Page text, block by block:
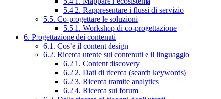
5.4.2. Rappresentare i flussi di servizio
5.5. Co-progettare le soluzioni
5.5.1. Workshop di co-progettazione
6. Progettazione dei contenuti
6.1. Cos’è il content design
6.2. Ricerca utente sui contenuti e il linguaggio
6.2.1. Content discovery
6.2.2. Dati di ricerca (search keywords)
6.2.3. Ricerca tramite analytics
6.2.4. Ricerca sui forum